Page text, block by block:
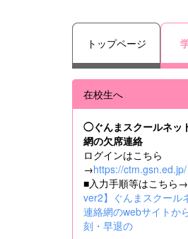
トップページ
在校生へ
◯ぐんまスクールネッ
網の欠席連絡
ログインはこちら
→https://ctm.gsn.ed.jp/
■入力手順等はこちら→
ver2】ぐんまスクール
連絡網のwebサイトか
刻・早退の